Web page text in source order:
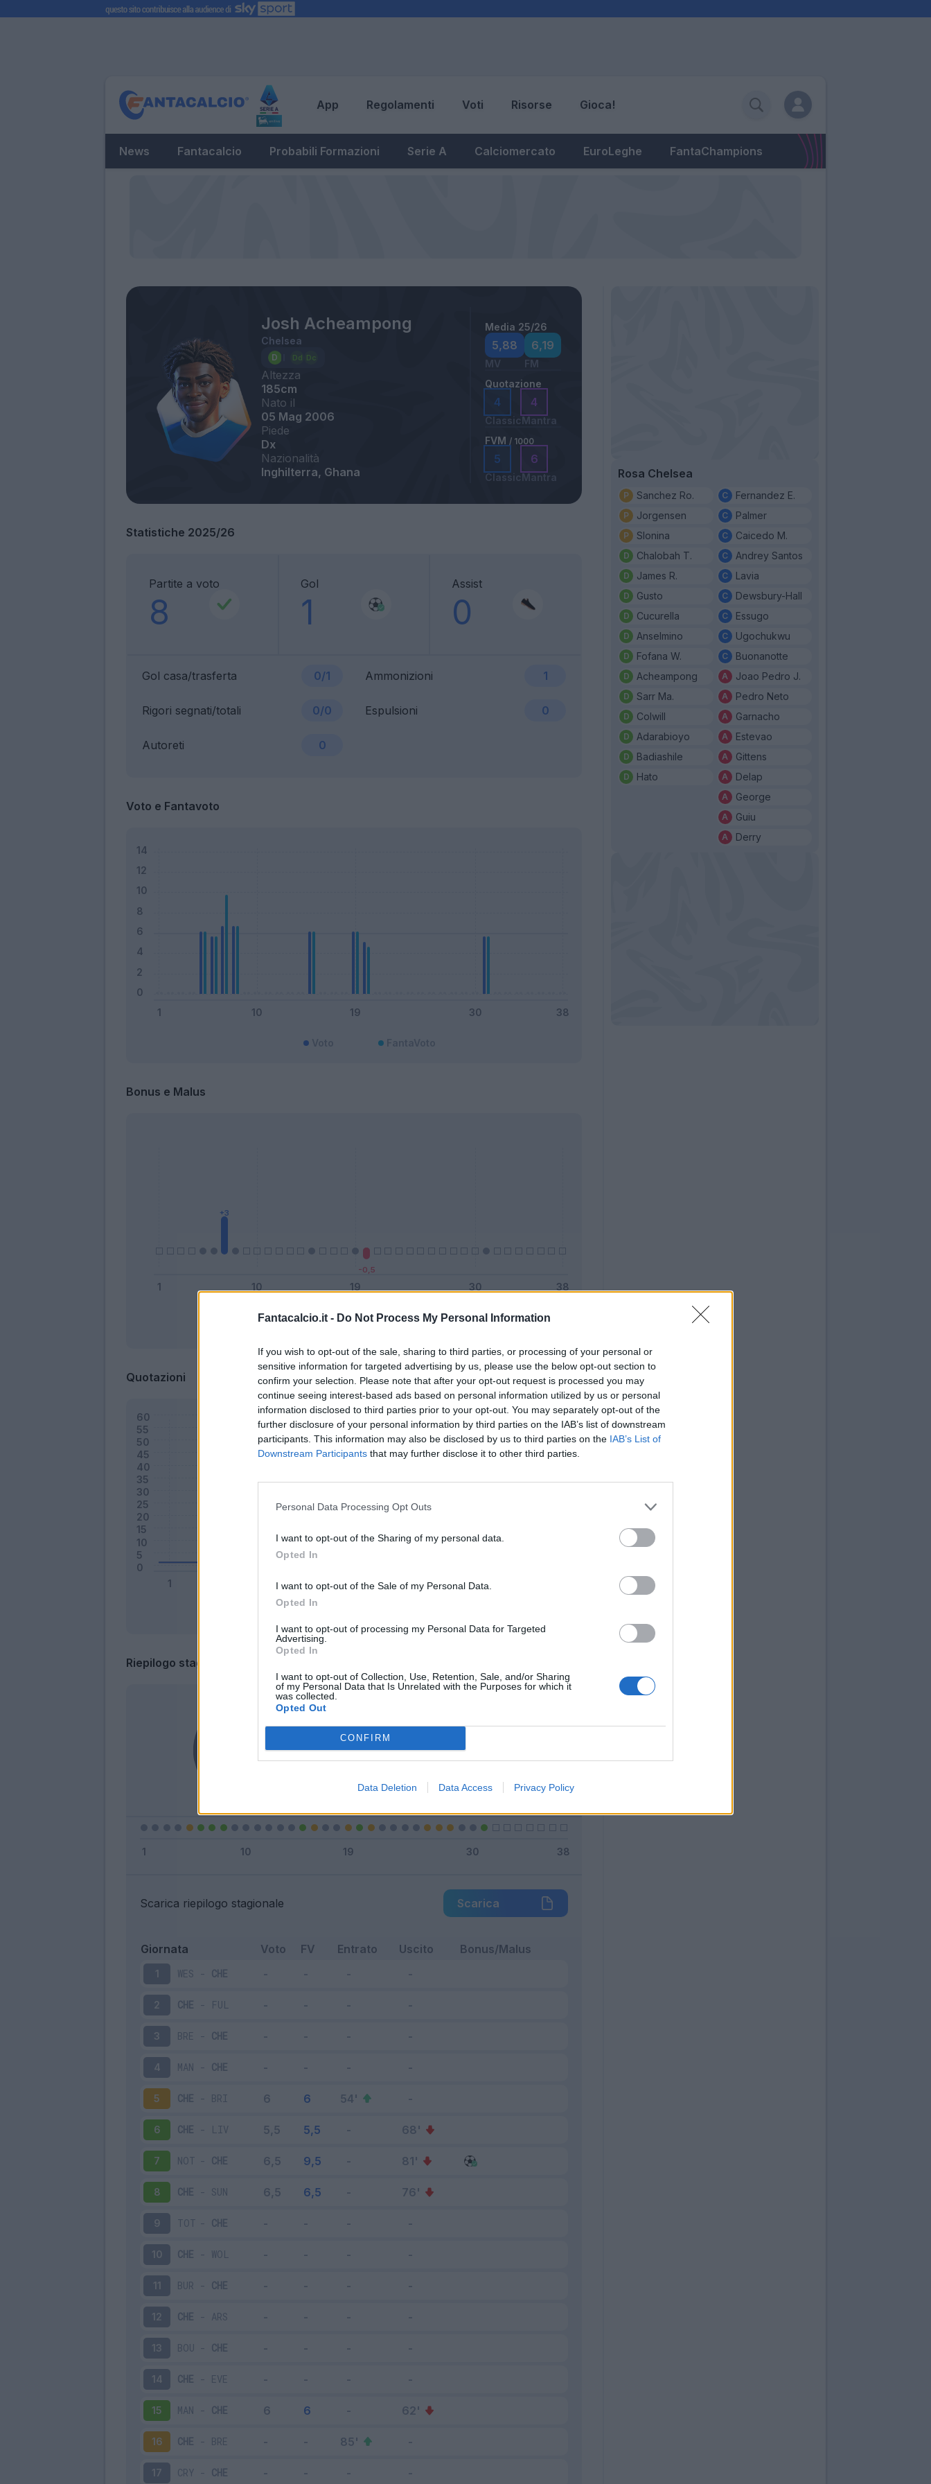
Fantacalcio.it - Do Not Process My Personal Information
If you wish to opt-out of the sale, sharing to third parties, or processing of your personal or
sensitive information for targeted advertising by us, please use the below opt-out section to
confirm your selection. Please note that after your opt-out request is processed you may
continue seeing interest-based ads based on personal information utilized by us or personal
information disclosed to third parties prior to your opt-out. You may separately opt-out of the
further disclosure of your personal information by third parties on the IAB’s list of downstream
participants. This information may also be disclosed by us to third parties on the IAB’s List of
Downstream Participants that may further disclose it to other third parties.
Personal Data Processing Opt Outs
I want to opt-out of the Sharing of my personal data.
Opted In
I want to opt-out of the Sale of my Personal Data.
Opted In
I want to opt-out of processing my Personal Data for Targeted
Advertising.
Opted In
I want to opt-out of Collection, Use, Retention, Sale, and/or Sharing
of my Personal Data that Is Unrelated with the Purposes for which it
was collected.
Opted Out
CONFIRM
Data Deletion Data Access Privacy Policy
App Regolamenti Voti Risorse Gioca!
News Fantacalcio Probabili Formazioni Serie A Calciomercato EuroLeghe FantaChampions
Josh Acheampong
Chelsea
Altezza
185cm
Nato il
05 Mag 2006
Piede
Dx
Nazionalità
Inghilterra, Ghana
Media 25/26
5,88
MV
6,19
FM
Quotazione
4
Classic
4
Mantra
FVM / 1000
5
Classic
6
Mantra
Statistiche 2025/26
Partite a voto
8
Gol
1
Assist
0
Gol casa/trasferta 0/1 Ammonizioni 1
Rigori segnati/totali 0/0 Espulsioni 0
Autoreti 0
Voto e Fantavoto
Bonus e Malus
Quotazioni
Riepilogo stagione
Entrato 7 - 22%
Squalificato
Inutilizzato 18 - 58
Scarica riepilogo stagionale Scarica
Giornata Voto FV Entrato Uscito Bonus/Malus
1 WES - CHE
2 CHE - FUL
3 BRE - CHE
4 MAN - CHE
5 CHE - BRI
6 CHE - LIV
7 NOT - CHE
8 CHE - SUN
9 TOT- CHE
10 CHE - WOL
11 BUR - CHE
12 CHE - ARS
13 BOU - CHE
14 CHE - EVE
15 MAN - CHE
16 CHE - BRE
17 CRY - CHE
Rosa Chelsea
Sanchez Ro.
Jorgensen
Slonina
Chalobah T.
James R.
Gusto
Cucurella
Anselmino
Fofana W.
Acheampong
Sarr Ma.
Colwill
Adarabioyo
Badiashile
Hato
Fernandez E.
Palmer
Caicedo M.
Andrey Santos
Lavia
Dewsbury-Hall
Essugo
Ugochukwu
Buonanotte
Joao Pedro J.
Pedro Neto
Garnacho
Estevao
Gittens
Delap
George
Guiu
Derry